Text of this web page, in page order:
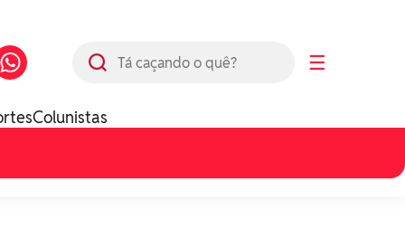
☰
Colunistas